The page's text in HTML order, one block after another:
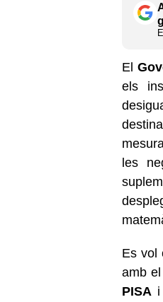
El
els
les
Es vol
amb
PISA